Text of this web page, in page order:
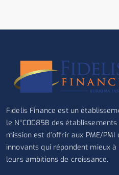
Fidelis Finance est un
le N°C0085B des établissements
mission est d’offrir aux PME/
innovants qui répondent mieux
leurs ambitions de croissance.